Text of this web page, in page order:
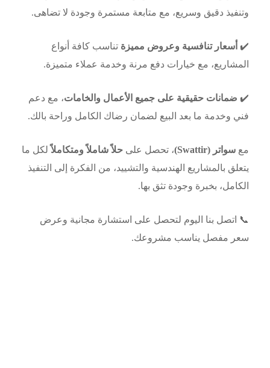
وتنفيذ دقيق وسريع، مع متابعة مستمرة وجودة لا تضاهى.
✔️ أسعار تنافسية وعروض مميزة تناسب كافة أنواع
المشاريع، مع خيارات دفع مرنة وخدمة عملاء متميزة.
✔️ ضمانات حقيقية على جميع الأعمال والخامات، مع دعم
فني وخدمة ما بعد البيع لضمان رضاك الكامل وراحة بالك.
مع سواتر (Swattir) ، تحصل على حلاً شاملاً ومتكاملاًلكل ما
يتعلق بالمشاريع الهندسية والتشييد، من الفكرة إلى التنفيذ
الكامل، بخبرة وجودة تثق بها.
📞 اتصل بنا اليوم لتحصل على استشارة مجانية وعرض
سعر مفصل يناسب مشروعك.